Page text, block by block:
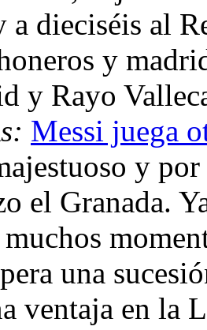
a dieciséis al
y
y Rayo
Messi juega
y
el Granada.
una
ventaja en la